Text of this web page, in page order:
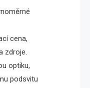
cena,
zdroje.
optiku,
podsvitu